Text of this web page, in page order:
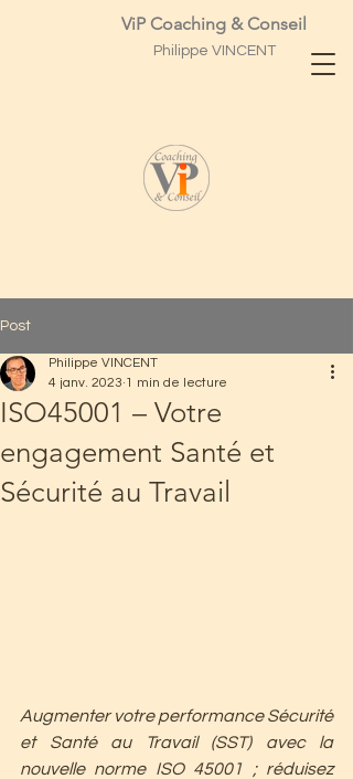
ViP Coaching & Conseil
Philippe VINCENT
Post
ISO45001 – Votre
engagement Santé et
Sécurité au Travail
Philippe VINCENT
4 janv. 2023 1 min de lecture
Augmenter votre performance Sécurité
et Santé au Travail (SST) avec la
nouvelle norme ISO 45001 ; réduisez